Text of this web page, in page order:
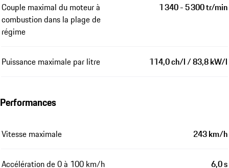
Couple maximal du moteur à
combustion dans la plage de
régime
1 340 - 5 300 tr/min
Puissance maximale par litre 114,0 ch/l / 83,8 kW/l
Performances
Vitesse maximale 243 km/h
Accélération de 0 à 100 km/h 6,0 s